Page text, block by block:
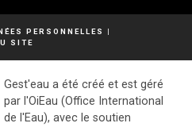
PERSONNELLES
|
SITE
Gest'eau a été créé et est géré
par l'OiEau (Office International
de l'Eau), avec le soutien